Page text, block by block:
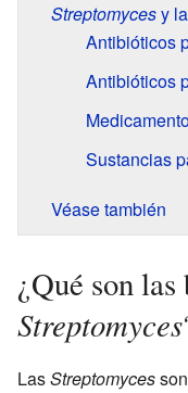
Streptomycesy
Antibióticos
Antibióticos
Sustancias
Véase también
¿Qué son
Streptomyces
LasStreptomyces